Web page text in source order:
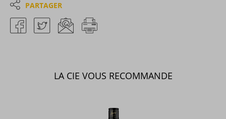
PARTAGER
LA CIE VOUS RECOMMANDE